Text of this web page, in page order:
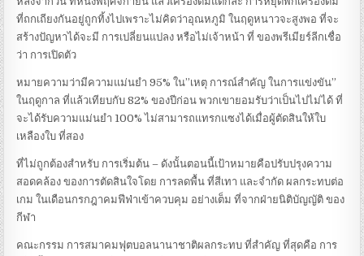
ที่ถกเถียงกันอยู่ถูกทิ้งไปเพราะไม่คิดว่าอุณหภูมิ ในฤดูหนาวจะสูงพอ ที่จะ
สร้างปัญหาได้จะมี การเปลี่ยนแปลง หรือไม่เจ้าหน้า ที่ ของพรีเมียร์ลีกเชื่อ
ว่า การเปิดตัว
หมายความว่ามีความแม่นยำ 95% ใน”เหตุ การณ์สำคัญ ในการแข่งขัน”
ในฤดูกาล ที่แล้วเทียบกับ 82% ของปีก่อน พวกเขายอมรับว่าเป็นไปไม่ได้ ที่
จะได้รับความแม่นยำ 100% ไม่สามารถแทรกแซงได้เมื่อผู้ตัดสินให้ใบ
เหลืองใบ ที่สอง
ที่ไม่ถูกต้องสำหรับ การเริ่มต้น – ดังนั้นตอนนี้เป้าหมายคือปรับปรุงความ
สอดคล้อง ของการตัดสินใจโดย การลดพื้น ที่สีเทา และจำกัด ผลกระทบต่อ
เกม ในเดือนกรกฎาคมฟีฟ่าเข้าควบคุม อย่างเต็ม ที่จากฝ่ายนิติบัญญัติ ของ
กีฬา
คณะกรรม การสมาคมฟุตบอลนานาชาติผลกระทบ ที่สำคัญ ที่สุดคือ การ